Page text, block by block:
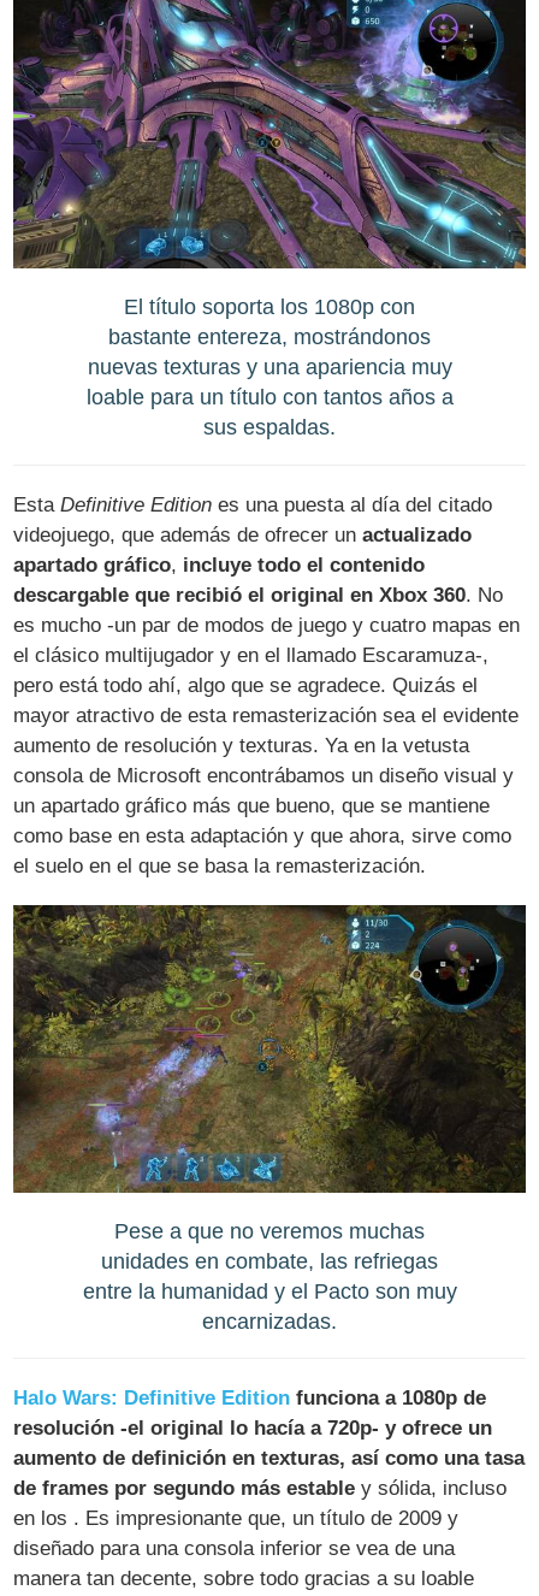
El título soporta los 1080p con
bastante entereza, mostrándonos
nuevas texturas y una apariencia muy
loable para un título con tantos años a
sus espaldas.
EstaDefinitive Edition es una puesta al día del citado
videojuego, que además de ofrecer unactualizado
apartado gráfico, incluye todo el contenido
descargable que recibió el original en Xbox 360. No
es mucho -un par de modos de juego y cuatro mapas en
el clásico multijugador y en el llamado Escaramuza-,
pero está todo ahí, algo que se agradece. Quizás el
mayor atractivo de esta remasterización sea el evidente
aumento de resolución y texturas. Ya en la vetusta
consola de Microsoft encontrábamos un diseño visual y
un apartado gráfico más que bueno, que se mantiene
como base en esta adaptación y que ahora, sirve como
el suelo en el que se basa la remasterización.
Pese a que no veremos muchas
unidades en combate, las refriegas
entre la humanidad y el Pacto son muy
encarnizadas.
Halo Wars: Definitive Edition funciona a 1080p de
resolución -el original lo hacía a 720p- y ofrece un
aumento de definición en texturas, así como una tasa
de frames por segundo más estable y sólida, incluso
en los . Es impresionante que, un título de 2009 y
diseñado para una consola inferior se vea de una
manera tan decente, sobre todo gracias a su loable